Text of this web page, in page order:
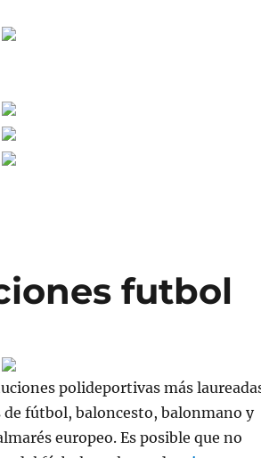
futbol
polideportivas más
de fútbol, baloncesto, balonmano y
europeo. Es posible que no